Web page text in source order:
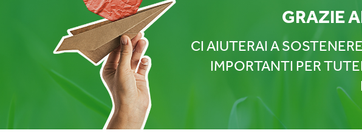
GRAZIE
CI AIUTERAI A
IMPORTANTI PER